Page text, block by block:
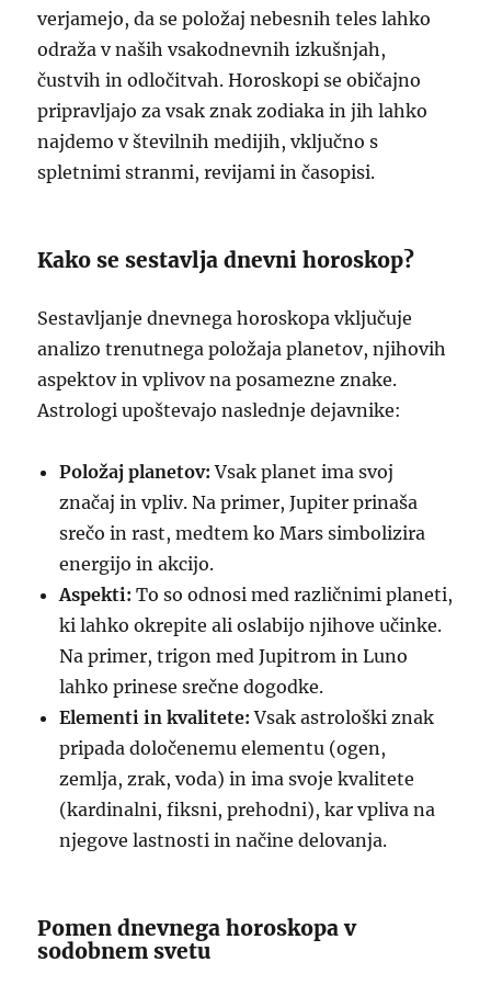
verjamejo, da se položaj nebesnih teles lahko
odraža v naših vsakodnevnih izkušnjah,
čustvih in odločitvah. Horoskopi se običajno
pripravljajo za vsak znak zodiaka in jih lahko
najdemo v številnih medijih, vključno s
spletnimi stranmi, revijami in časopisi.
Kako se sestavlja dnevni horoskop?
Sestavljanje dnevnega horoskopa vključuje
analizo trenutnega položaja planetov, njihovih
aspektov in vplivov na posamezne znake.
Astrologi upoštevajo naslednje dejavnike:
Položaj planetov: Vsak planet ima svoj
značaj in vpliv. Na primer, Jupiter prinaša
srečo in rast, medtem ko Mars simbolizira
energijo in akcijo.
Aspekti: To so odnosi med različnimi planeti,
ki lahko okrepite ali oslabijo njihove učinke.
Na primer, trigon med Jupitrom in Luno
lahko prinese srečne dogodke.
Elementi in kvalitete: Vsak astrološki znak
pripada določenemu elementu (ogen,
zemlja, zrak, voda) in ima svoje kvalitete
(kardinalni, fiksni, prehodni), kar vpliva na
njegove lastnosti in načine delovanja.
Pomen dnevnega horoskopa v
sodobnem svetu